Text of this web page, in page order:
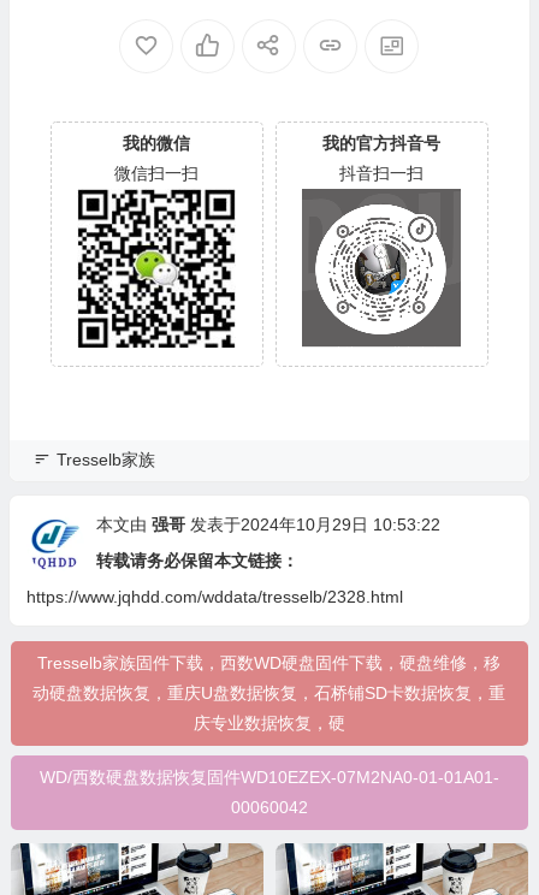
我的微信
微信扫一扫
我的官方抖音号
抖音扫一扫
Tresselb家族
本文由 强哥 发表于2024年10月29日 10:53:22
转载请务必保留本文链接：
https://www.jqhdd.com/wddata/tresselb/2328.html
Tresselb家族固件下载，西数WD硬盘固件下载，硬盘维修，移
动硬盘数据恢复，重庆U盘数据恢复，石桥铺SD卡数据恢复，重
庆专业数据恢复，硬
WD/西数硬盘数据恢复固件WD10EZEX-07M2NA0-01-01A01-
00060042